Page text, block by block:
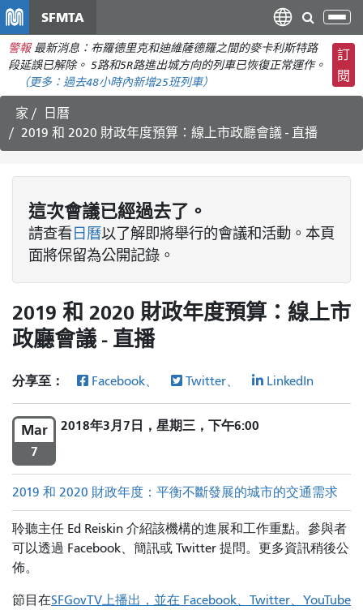
主
要
內
SFMTA
切
換
導
航
警報 最新消息：布羅德里克和迪維薩德羅之間的麥卡利斯特路
段延誤已解除。 5路和5R路進出城方向的列車已恢復正常運作。
（更多： 過去48小時內新增25班列車）
訂
閱
家
日曆
2019 和 2020 財政年度預算：線上市政廳會議 - 直播
這次會議已經過去了。
請查看日曆以了解即將舉行的會議和活動。本頁
面將保留為公開記錄。
2019 和 2020 財政年度預算：線上市
政廳會議 - 直播
分享至： Facebook、 Twitter、 LinkedIn
Mar
7
2018年3月7日，星期三，下午6:00
2019 和 2020 財政年度：平衡不斷發展的城市的交通需求
聆聽主任 Ed Reiskin 介紹該機構的進展和工作重點。參與者
可以透過 Facebook、簡訊或 Twitter 提問。更多資訊稍後公
佈。
節目在SFGovTV上播出，並在 Facebook、Twitter、YouTube